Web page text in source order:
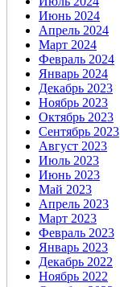
Июнь 2024
Апрель 2024
Март 2024
Февраль 2024
Январь 2024
Декабрь 2023
Ноябрь 2023
Октябрь 2023
Сентябрь 2023
Август 2023
Июль 2023
Июнь 2023
Май 2023
Апрель 2023
Март 2023
Февраль 2023
Январь 2023
Декабрь 2022
Ноябрь 2022